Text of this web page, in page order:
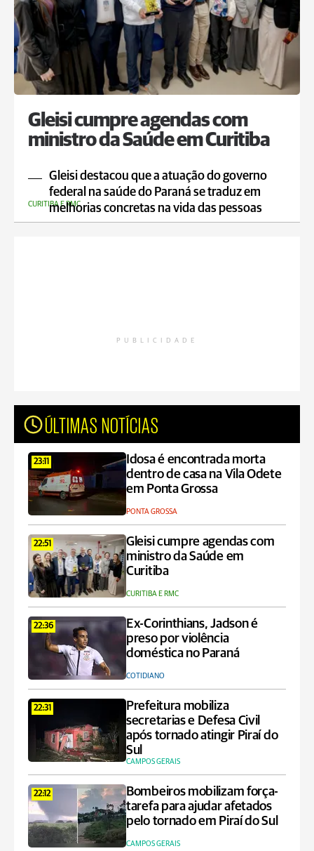
Gleisi cumpre agendas com
ministro da Saúde em Curitiba
Gleisi destacou que a atuação do governo
federal na saúde do Paraná se traduz em
melhorias concretas na vida das pessoas
CURITIBA E RMC
PUBLICIDADE
ÚLTIMAS NOTÍCIAS
23:11
Idosa é encontrada morta
dentro de casa na Vila Odete
em Ponta Grossa
PONTA GROSSA
22:51
Gleisi cumpre agendas com
ministro da Saúde em
Curitiba
CURITIBA E RMC
22:36
Ex-Corinthians, Jadson é
preso por violência
doméstica no Paraná
COTIDIANO
22:31
Prefeitura mobiliza
secretarias e Defesa Civil
após tornado atingir Piraí do
Sul
CAMPOS GERAIS
22:12
Bombeiros mobilizam força-
tarefa para ajudar afetados
pelo tornado em Piraí do Sul
CAMPOS GERAIS